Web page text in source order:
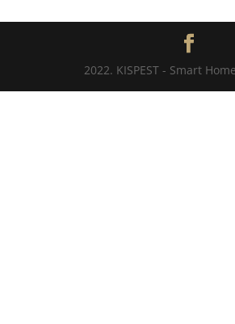
2022. KISPEST - Smart